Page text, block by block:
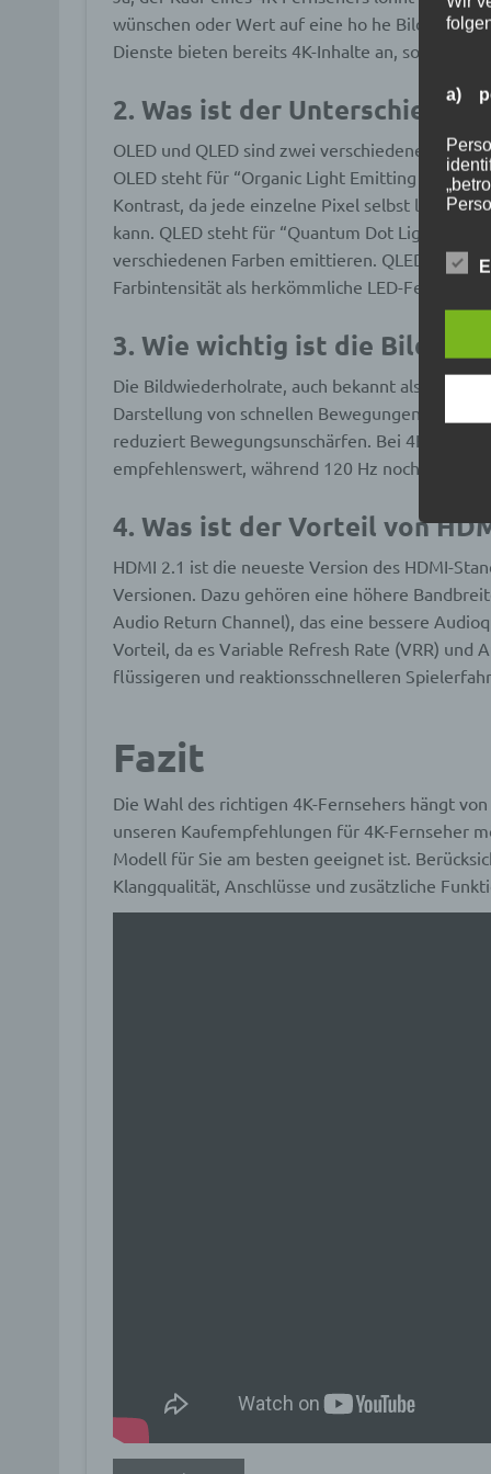
wünschen oder Wert auf eine ho he Bildqualität
Dienste bieten bereits 4K-Inhalte an, sodass
2. Was ist der Unterschied
OLED und QLED sind zwei verschiedene
OLED steht für “Organic Light Emitting
Kontrast, da jede einzelne Pixel selbst leuchtet
kann. QLED steht für “Quantum Dot Light
verschiedenen Farben emittieren. QLED-
Farbintensität als herkömmliche LED-Fernseher.
3. Wie wichtig ist die
Die Bildwiederholrate, auch bekannt als
Darstellung von schnellen Bewegungen. Eine
reduziert Bewegungsunschärfen. Bei 4K-
empfehlenswert, während 120 Hz noch bessere
4. Was ist der Vorteil von
HDMI 2.1 ist die neueste Version des HDMI-
Versionen. Dazu gehören eine höhere
Audio Return Channel), das eine bessere
Vorteil, da es Variable Refresh Rate (VRR) und
flüssigeren und reaktionsschnelleren
Fazit
Die Wahl des richtigen 4K-Fernsehers hängt
unseren Kaufempfehlungen für 4K-Fernseher
Modell für Sie am besten geeignet ist.
Klangqualität, Anschlüsse und zusätzliche
a)
b)
c)
mit